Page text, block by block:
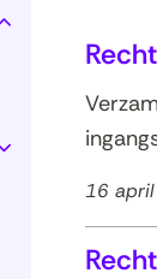
Toon
Inklappen
Toon
16